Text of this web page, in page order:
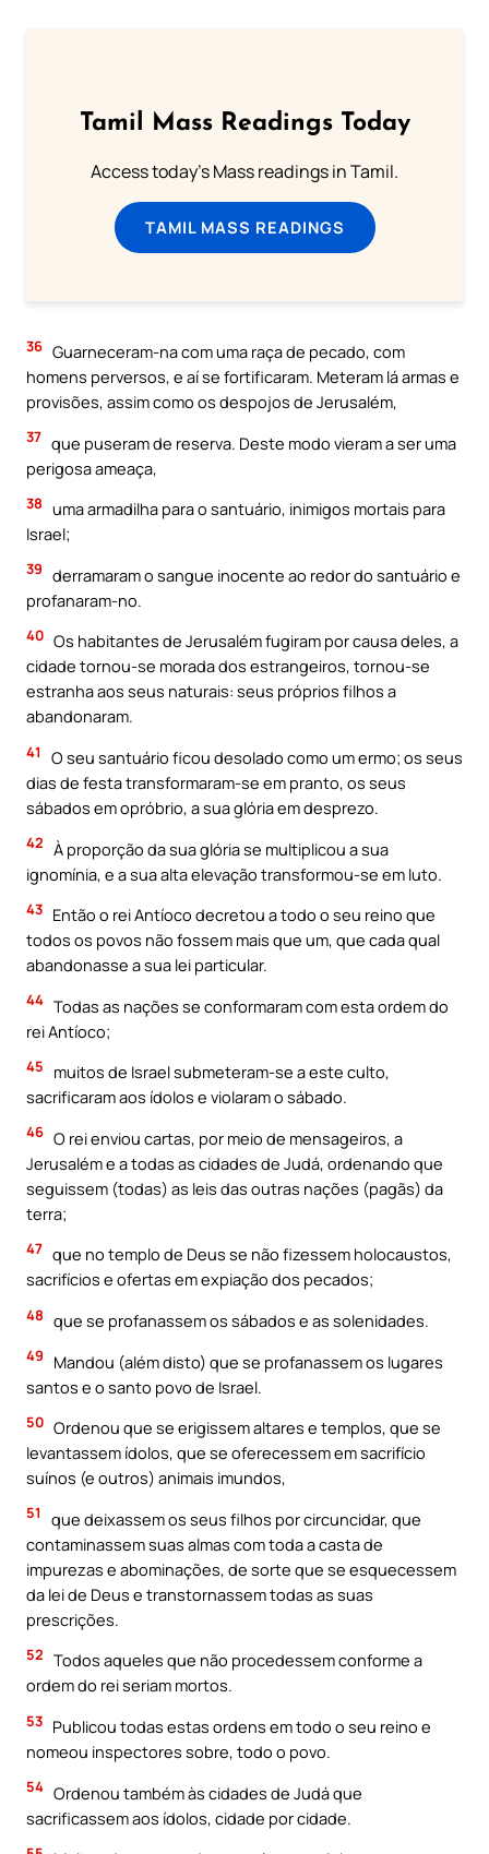
Tamil Mass Readings Today
Access today's Mass readings in Tamil.
TAMIL MASS READINGS
36 Guarneceram-na com uma raça de pecado, com
homens perversos, e aí se fortificaram. Meteram lá armas e
provisões, assim como os despojos de Jerusalém,
37 que puseram de reserva. Deste modo vieram a ser uma
perigosa ameaça,
38 uma armadilha para o santuário, inimigos mortais para
Israel;
39 derramaram o sangue inocente ao redor do santuário e
profanaram-no.
40 Os habitantes de Jerusalém fugiram por causa deles, a
cidade tornou-se morada dos estrangeiros, tornou-se
estranha aos seus naturais: seus próprios filhos a
abandonaram.
41
O seu santuário ficou desolado como um ermo; os seus
dias de festa transformaram-se em pranto, os seus
sábados em opróbrio, a sua glória em desprezo.
42 À proporção da sua glória se multiplicou a sua
ignomínia, e a sua alta elevação transformou-se em luto.
43 Então o rei Antíoco decretou a todo o seu reino que
todos os povos não fossem mais que um, que cada qual
abandonasse a sua lei particular.
44 Todas as nações se conformaram com esta ordem do
rei Antíoco;
45
muitos de Israel submeteram-se a este culto,
sacrificaram aos ídolos e violaram o sábado.
46 O rei enviou cartas, por meio de mensageiros, a
Jerusalém e a todas as cidades de Judá, ordenando que
seguissem (todas) as leis das outras nações (pagãs) da
terra;
47 que no templo de Deus se não fizessem holocaustos,
sacrifícios e ofertas em expiação dos pecados;
48 que se profanassem os sábados e as solenidades.
49
Mandou (além disto) que se profanassem os lugares
santos e o santo povo de Israel.
50 Ordenou que se erigissem altares e templos, que se
levantassem ídolos, que se oferecessem em sacrifício
suínos (e outros) animais imundos,
51
que deixassem os seus filhos por circuncidar, que
contaminassem suas almas com toda a casta de
impurezas e abominações, de sorte que se esquecessem
da lei de Deus e transtornassem todas as suas
prescrições.
52 Todos aqueles que não procedessem conforme a
ordem do rei seriam mortos.
53 Publicou todas estas ordens em todo o seu reino e
nomeou inspectores sobre, todo o povo.
54 Ordenou também às cidades de Judá que
sacrificassem aos ídolos, cidade por cidade.